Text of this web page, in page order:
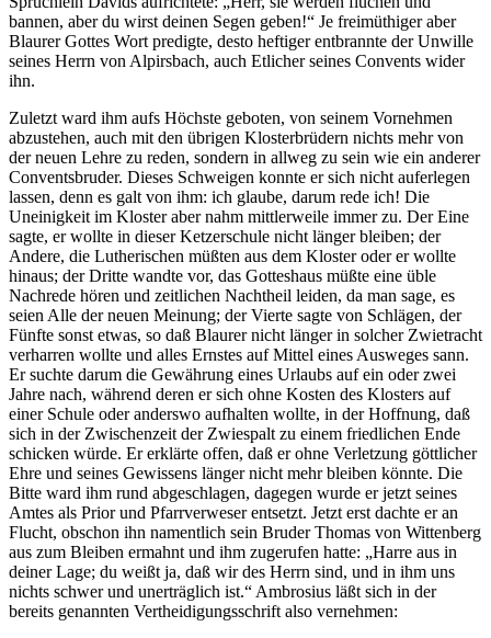
bannen, aber du wirst deinen Segen geben!“ Je freimüthiger aber
Blaurer Gottes Wort predigte, desto heftiger entbrannte der Unwille
seines Herrn von Alpirsbach, auch Etlicher seines Convents wider
ihn.
Zuletzt ward ihm aufs Höchste geboten, von seinem Vornehmen
abzustehen, auch mit den übrigen Klosterbrüdern nichts mehr von
der neuen Lehre zu reden, sondern in allweg zu sein wie ein anderer
Conventsbruder. Dieses Schweigen konnte er sich nicht auferlegen
lassen, denn es galt von ihm: ich glaube, darum rede ich! Die
Uneinigkeit im Kloster aber nahm mittlerweile immer zu. Der Eine
sagte, er wollte in dieser Ketzerschule nicht länger bleiben; der
Andere, die Lutherischen müßten aus dem Kloster oder er wollte
hinaus; der Dritte wandte vor, das Gotteshaus müßte eine üble
Nachrede hören und zeitlichen Nachtheil leiden, da man sage, es
seien Alle der neuen Meinung; der Vierte sagte von Schlägen, der
Fünfte sonst etwas, so daß Blaurer nicht länger in solcher Zwietracht
verharren wollte und alles Ernstes auf Mittel eines Ausweges sann.
Er suchte darum die Gewährung eines Urlaubs auf ein oder zwei
Jahre nach, während deren er sich ohne Kosten des Klosters auf
einer Schule oder anderswo aufhalten wollte, in der Hoffnung, daß
sich in der Zwischenzeit der Zwiespalt zu einem friedlichen Ende
schicken würde. Er erklärte offen, daß er ohne Verletzung göttlicher
Ehre und seines Gewissens länger nicht mehr bleiben könnte. Die
Bitte ward ihm rund abgeschlagen, dagegen wurde er jetzt seines
Amtes als Prior und Pfarrverweser entsetzt. Jetzt erst dachte er an
Flucht, obschon ihn namentlich sein Bruder Thomas von Wittenberg
aus zum Bleiben ermahnt und ihm zugerufen hatte: „Harre aus in
deiner Lage; du weißt ja, daß wir des Herrn sind, und in ihm uns
nichts schwer und unerträglich ist.“ Ambrosius läßt sich in der
bereits genannten Vertheidigungsschrift also vernehmen: